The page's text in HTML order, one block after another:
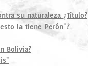
su naturaleza ¿Título?
la tiene Perón"?
Bolivia?